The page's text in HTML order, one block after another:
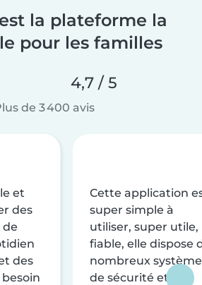
la plateforme la
pour les familles
4,7 / 5
de 3 400 avis
et
des
de
des
Cette application
super simple à
utiliser, super utile,
fiable, elle dispose
nombreux
de sécurité et de